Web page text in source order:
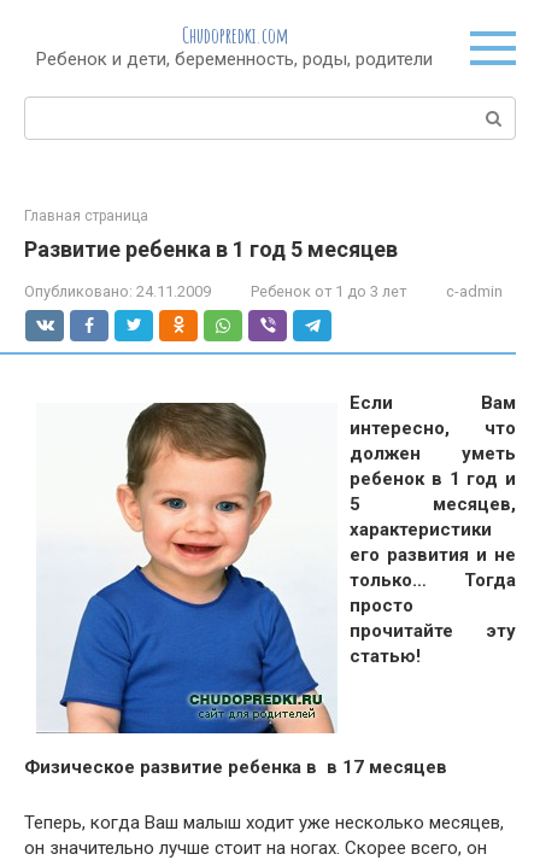
контенту
Chudopredki.com
Ребенок и дети, беременность, роды, родители
Поиск:
Главная страница
Развитие ребенка в 1 год 5 месяцев
Опубликовано: 24.11.2009 Ребенок от 1 до 3 лет c-admin
Если Вам
интересно, что
должен уметь
ребенок в 1 год и
5 месяцев,
характеристики
его развития и не
только… Тогда
просто
прочитайте эту
статью!
Физическое развитие ребенка в в 17 месяцев
Теперь, когда Ваш малыш ходит уже несколько месяцев,
он значительно лучше стоит на ногах. Скорее всего, он